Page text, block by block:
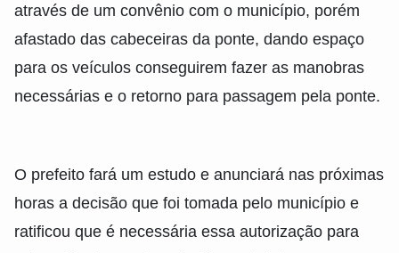
através de um convênio com o município, porém
afastado das cabeceiras da ponte, dando espaço
para os veículos conseguirem fazer as manobras
necessárias e o retorno para passagem pela ponte.
O prefeito fará um estudo e anunciará nas próximas
horas a decisão que foi tomada pelo município e
ratificou que é necessária essa autorização para